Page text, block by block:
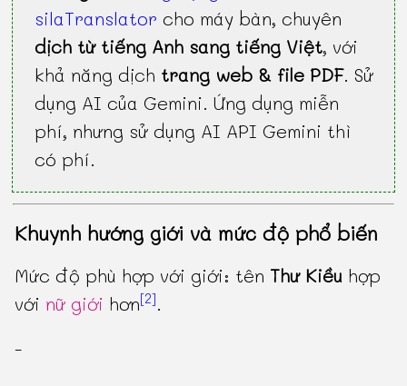
silaTranslator cho máy bàn, chuyên
dịch từ tiếng Anh sang tiếng Việt, với
khả năng dịch trang web & file PDF. Sử
dụng AI của Gemini. Ứng dụng miễn
phí, nhưng sử dụng AI API Gemini thì
có phí.
Khuynh hướng giới và mức độ phổ biến
Mức độ phù hợp với giới: tên Thư Kiều hợp
với nữ giới hơn[2].
-